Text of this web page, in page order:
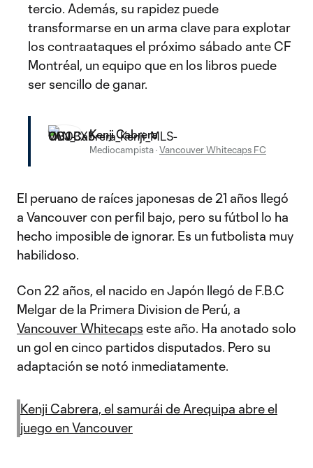
tercio. Además, su rapidez puede
transformarse en un arma clave para explotar
los contraataques el próximo sábado ante CF
Montréal, un equipo que en los libros puede
ser sencillo de ganar.
Kenji Cabrera
Mediocampista·Vancouver Whitecaps FC
El peruano de raíces japonesas de 21 años llegó
a Vancouver con perfil bajo, pero su fútbol lo ha
hecho imposible de ignorar. Es un futbolista muy
habilidoso.
Con 22 años, el nacido en Japón llegó de F.B.C
Melgar de la Primera Division de Perú, a
Vancouver Whitecaps este año. Ha anotado solo
un gol en cinco partidos disputados. Pero su
adaptación se notó inmediatamente.
Kenji Cabrera, el samurái de Arequipa abre el
juego en Vancouver